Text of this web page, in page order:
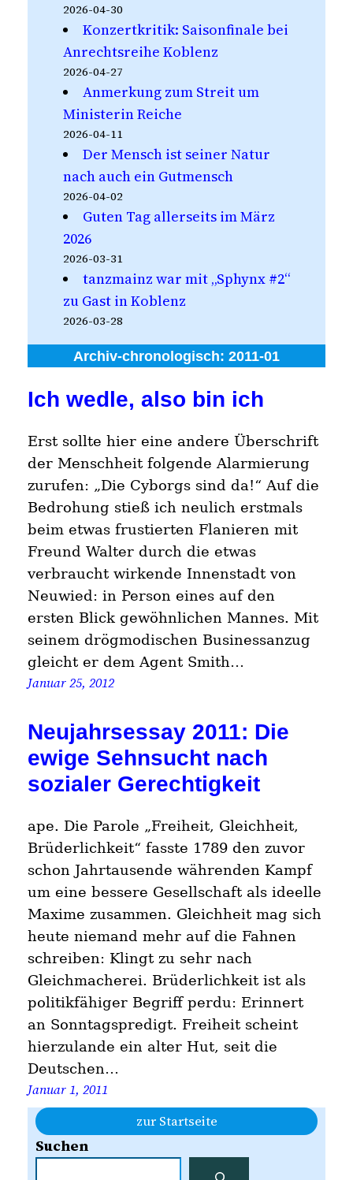
2026-04-30
Konzertkritik: Saisonfinale bei
Anrechtsreihe Koblenz
2026-04-27
Anmerkung zum Streit um
Ministerin Reiche
2026-04-11
Der Mensch ist seiner Natur
nach auch ein Gutmensch
2026-04-02
Guten Tag allerseits im März
2026
2026-03-31
tanzmainz war mit „Sphynx #2“
zu Gast in Koblenz
2026-03-28
Archiv-chronologisch: 2011-01
Ich wedle, also bin ich
Erst sollte hier eine andere Überschrift
der Menschheit folgende Alarmierung
zurufen: „Die Cyborgs sind da!“ Auf die
Bedrohung stieß ich neulich erstmals
beim etwas frustierten Flanieren mit
Freund Walter durch die etwas
verbraucht wirkende Innenstadt von
Neuwied: in Person eines auf den
ersten Blick gewöhnlichen Mannes. Mit
seinem drögmodischen Businessanzug
gleicht er dem Agent Smith…
Januar 25, 2012
Neujahrsessay 2011: Die
ewige Sehnsucht nach
sozialer Gerechtigkeit
ape. Die Parole „Freiheit, Gleichheit,
Brüderlichkeit“ fasste 1789 den zuvor
schon Jahrtausende währenden Kampf
um eine bessere Gesellschaft als ideelle
Maxime zusammen. Gleichheit mag sich
heute niemand mehr auf die Fahnen
schreiben: Klingt zu sehr nach
Gleichmacherei. Brüderlichkeit ist als
politikfähiger Begriff perdu: Erinnert
an Sonntagspredigt. Freiheit scheint
hierzulande ein alter Hut, seit die
Deutschen…
Januar 1, 2011
zur Startseite
Suchen